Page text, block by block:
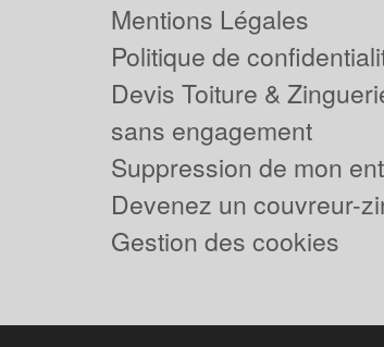
Mentions Légales
Politique de
Devis Toiture &
sans engagement
Suppression de mon
Devenez un couvreur-
Gestion des cookies